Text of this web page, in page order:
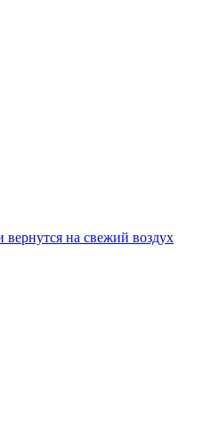
на свежий воздух